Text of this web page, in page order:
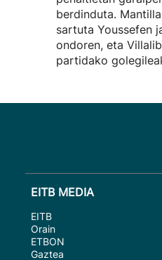
berdinduta.
sartuta Youssefen
ondoren, eta
partidako
EITB MEDIA
EITB
Orain
ETBON
Gaztea